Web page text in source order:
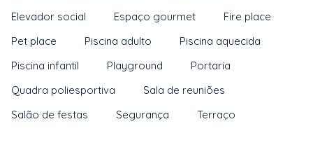
Elevador social
Espaço gourmet
Fire place
Pet place
Piscina adulto
Piscina aquecida
Piscina infantil
Playground
Portaria
Quadra poliesportiva
Sala de reuniões
Salão de festas
Segurança Terraço